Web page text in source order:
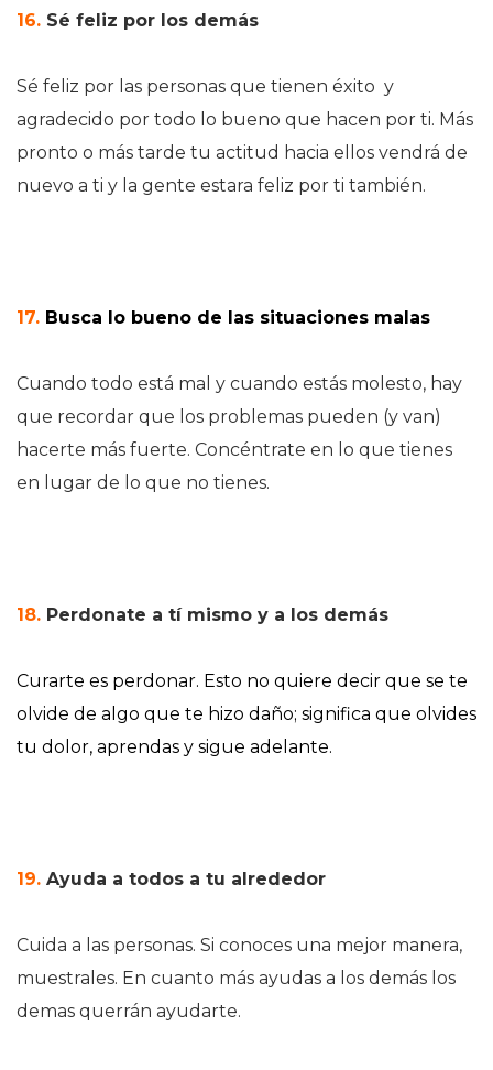
16. Sé feliz por los demás
Sé feliz por las personas que tienen éxito y
agradecido por todo lo bueno que hacen por ti. Más
pronto o más tarde tu actitud hacia ellos vendrá de
nuevo a ti y la gente estara feliz por ti también.
17. Busca lo bueno de las situaciones malas
Cuando todo está mal y cuando estás molesto, hay
que recordar que los problemas pueden (y van)
hacerte más fuerte. Concéntrate en lo que tienes
en lugar de lo que no tienes.
18. Perdonate a tí mismo y a los demás
Curarte es perdonar. Esto no quiere decir que se te
olvide de algo que te hizo daño; significa que olvides
tu dolor, aprendas y sigue adelante.
19. Ayuda a todos a tu alrededor
Cuida a las personas. Si conoces una mejor manera,
muestrales. En cuanto más ayudas a los demás los
demas querrán ayudarte.